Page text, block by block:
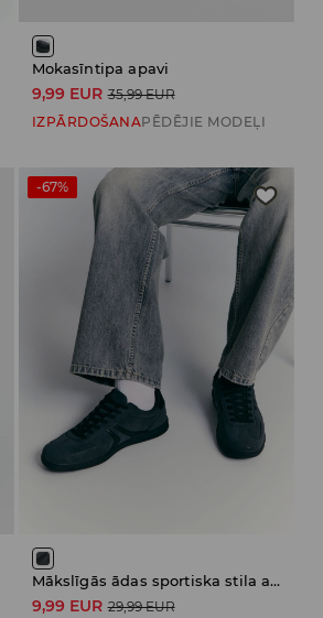
Mokasīntipa apavi
9,99 EUR 35,99 EUR
IZPĀRDOŠANAPĒDĒJIE MODEĻI
-67%
Mākslīgās ādas sportiska stila apavi
9,99 EUR 29,99 EUR